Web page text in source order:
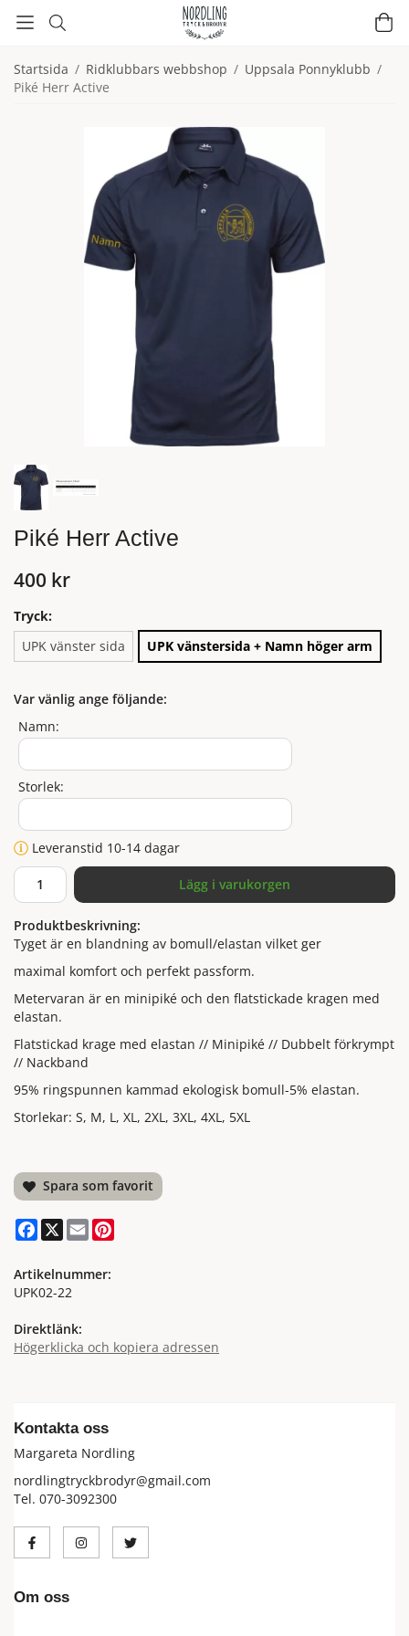
Startsida / Ridklubbars webbshop / Uppsala Ponnyklubb /
Piké Herr Active
Piké Herr Active
400 kr
Tryck:
UPK vänster sida
UPK vänstersida + Namn höger arm
Var vänlig ange följande:
Namn:
Storlek:
Leveranstid 10-14 dagar
Lägg i varukorgen
Produktbeskrivning:
Tyget är en blandning av bomull/elastan vilket ger
maximal komfort och perfekt passform.
Metervaran är en minipiké och den flatstickade kragen med
elastan.
Flatstickad krage med elastan // Minipiké // Dubbelt förkrympt
// Nackband
95% ringspunnen kammad ekologisk bomull-5% elastan.
Storlekar: S, M, L, XL, 2XL, 3XL, 4XL, 5XL
Spara som favorit
Facebook
X Email
Artikelnummer:
UPK02-22
Direktlänk:
Högerklicka och kopiera adressen
Kontakta oss
Margareta Nordling
nordlingtryckbrodyr@gmail.com
Tel. 070-3092300
Om oss